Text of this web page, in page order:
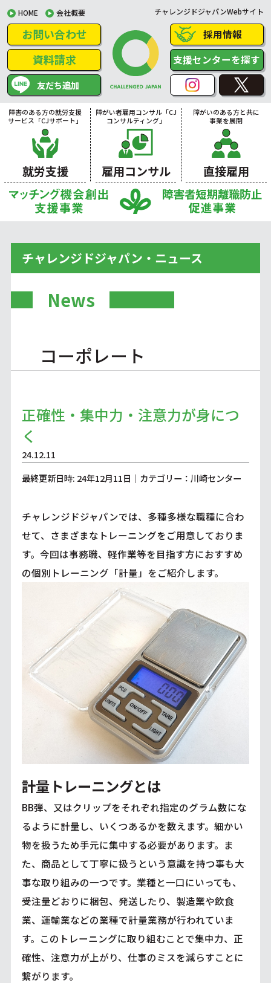
HOME 会社概要 チャレンジドジャパンWebサイト
お問い合わせ
資料請求
友だち追加
採用情報
支援センターを探す
障害のある方の就労支援
サービス「CJサポート」
就労支援
障がい者雇用コンサル「CJ
コンサルティング」
雇用コンサル
障がいのある方と共に
事業を展開
直接雇用
チャレンジドジャパン・ニュース
News
コーポレート
正確性・集中力・注意力が身につ
く
24.12.11
最終更新日時: 24年12月11日｜カテゴリー：川崎センター
チャレンジドジャパンでは、多種多様な職種に合わ
せて、さまざまなトレーニングをご用意しておりま
す。今回は事務職、軽作業等を目指す方におすすめ
の個別トレーニング「計量」をご紹介します。
計量トレーニングとは
BB弾、又はクリップをそれぞれ指定のグラム数にな
るように計量し、いくつあるかを数えます。細かい
物を扱うため手元に集中する必要があります。ま
た、商品として丁寧に扱うという意識を持つ事も大
事な取り組みの一つです。業種と一口にいっても、
受注量どおりに梱包、発送したり、製造業や飲食
業、運輸業などの業種で計量業務が行われていま
す。このトレーニングに取り組むことで集中力、正
確性、注意力が上がり、仕事のミスを減らすことに
繋がります。